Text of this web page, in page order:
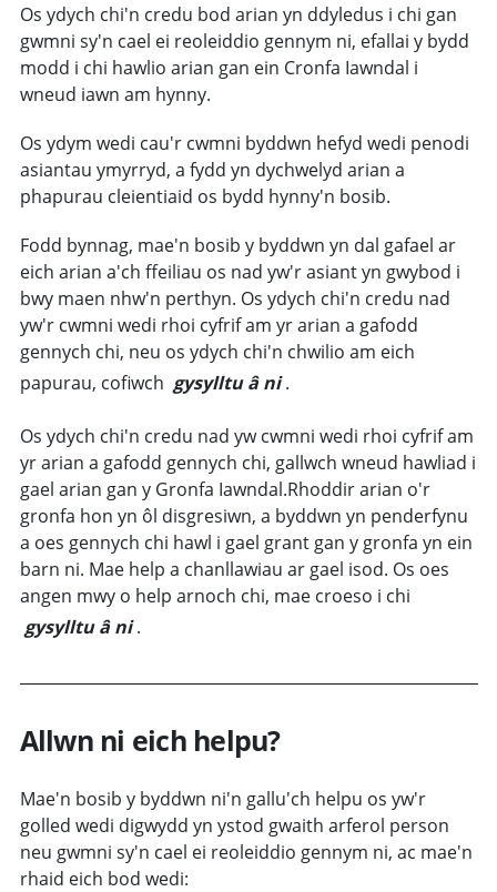
Os ydych chi'n credu bod arian yn ddyledus i chi gan
gwmni sy'n cael ei reoleiddio gennym ni, efallai y bydd
modd i chi hawlio arian gan ein Cronfa Iawndal i
wneud iawn am hynny.
Os ydym wedi cau'r cwmni byddwn hefyd wedi penodi
asiantau ymyrryd, a fydd yn dychwelyd arian a
phapurau cleientiaid os bydd hynny'n bosib.
Fodd bynnag, mae'n bosib y byddwn yn dal gafael ar
eich arian a'ch ffeiliau os nad yw'r asiant yn gwybod i
bwy maen nhw'n perthyn. Os ydych chi'n credu nad
yw'r cwmni wedi rhoi cyfrif am yr arian a gafodd
gennych chi, neu os ydych chi'n chwilio am eich
papurau, cofiwch gysylltu â ni .
Os ydych chi'n credu nad yw cwmni wedi rhoi cyfrif am
yr arian a gafodd gennych chi, gallwch wneud hawliad i
gael arian gan y Gronfa Iawndal.Rhoddir arian o'r
gronfa hon yn ôl disgresiwn, a byddwn yn penderfynu
a oes gennych chi hawl i gael grant gan y gronfa yn ein
barn ni. Mae help a chanllawiau ar gael isod. Os oes
angen mwy o help arnoch chi, mae croeso i chi
gysylltu â ni .
Allwn ni eich helpu?
Mae'n bosib y byddwn ni'n gallu'ch helpu os yw'r
golled wedi digwydd yn ystod gwaith arferol person
neu gwmni sy'n cael ei reoleiddio gennym ni, ac mae'n
rhaid eich bod wedi: